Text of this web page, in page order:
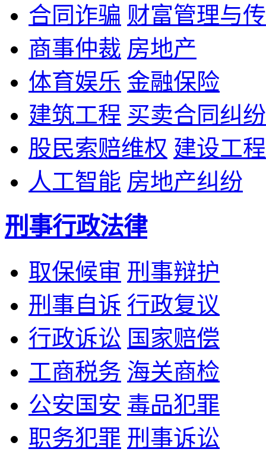
合同诈骗 财富管理与
商事仲裁 房地产
体育娱乐 金融保险
建筑工程 买卖合同纠纷
股民索赔维权 建设工程
人工智能 房地产纠纷
刑事行政法律
取保候审 刑事辩护
刑事自诉 行政复议
行政诉讼 国家赔偿
工商税务 海关商检
公安国安 毒品犯罪
职务犯罪 刑事诉讼